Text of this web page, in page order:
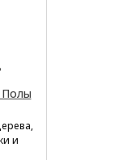
Полы
и